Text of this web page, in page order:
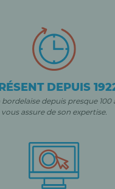
DEPUIS
depuis presque 100
vous assure de son expertise.